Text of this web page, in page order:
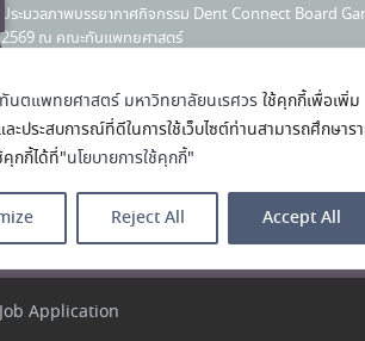
นตแพทยศาสตร์ มหาวิทยาลัยนเรศวร ใช้คุกกี้เพื่อเพิ่ม
ะประสบการณ์ที่ดีในการใช้เว็บไซต์ท่านสามารถศึกษาร
คุกกี้ได้ที่"นโยบายการใช้คุกกี้"
Reject All Accept All
ประมวลภาพบรรยากาศกิจกรรม Dent Connect Board
2569 ณ คณะทันแพทยศาสตร์
และหลักสูตรประกาศนียบัตรผู้ช่วยทันตแพทย์ ในโครงการ
เคลียร์ตัวตน ค้นหาตัวเอง
ประกาศคณะทันตแพทยศาสตร์ มหาวิทยาลัยนเรศวร เรื่อง ผู้
(เงินรายได้) ตำแหน่ง ผู้ปฏิบัติงานทันตกรรม
คณะทันตแพท
โรงเรียนทันต
เกี่ยวกับ หลักสูตร โรงพยาบาลทั
Job Application